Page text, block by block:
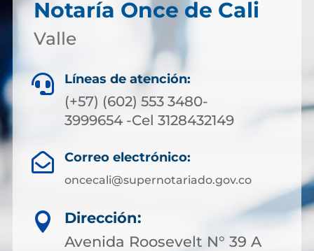
Notaría Once de Cali
Valle
 Líneas de atención:
(+57) (602) 553 3480-
3999654 -Cel 3128432149
 Correo electrónico:
oncecali@supernotariado.gov.co

Dirección:
Avenida Roosevelt N° 39 A